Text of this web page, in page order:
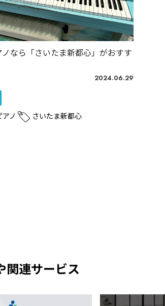
なら「さいたま新都心」がおすす
2024.06.29
ノ さいたま新都心
関連サービス